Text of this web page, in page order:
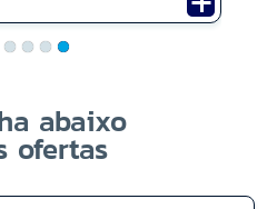
abaixo
ofertas